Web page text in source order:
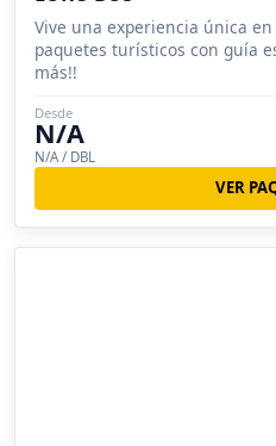
Vive una experiencia única
paquetes turísticos con guía
más!!
Desde
N/A
N/A / DBL
VER